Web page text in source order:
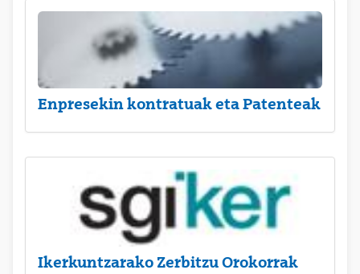
Enpresekin kontratuak eta Patenteak
Ikerkuntzarako Zerbitzu Orokorrak